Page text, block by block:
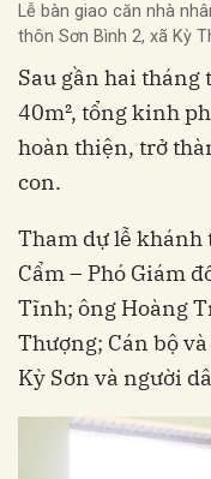
Lễ bàn giao căn nhà
thôn Sơn Bình 2, xã Kỳ
Sau gần hai
40m², tổng kinh
hoàn thiện, trở
con.
Tham dự lễ khánh
Cẩm – Phó Giám
Tĩnh; ông Hoàng
Thượng; Cán bộ
Kỳ Sơn và người